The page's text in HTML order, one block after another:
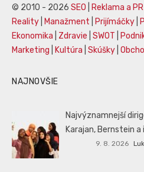
© 2010 - 2026 SEO Reklama a PR
Reality
Manažment Prijímáčky
Ekonomika
Zdravie SWOT
Marketing
Kultúra Skúšky
NAJNOVŠIE
Najvýznamnejší
Karajan, Bernstein a
9. 8. 2026